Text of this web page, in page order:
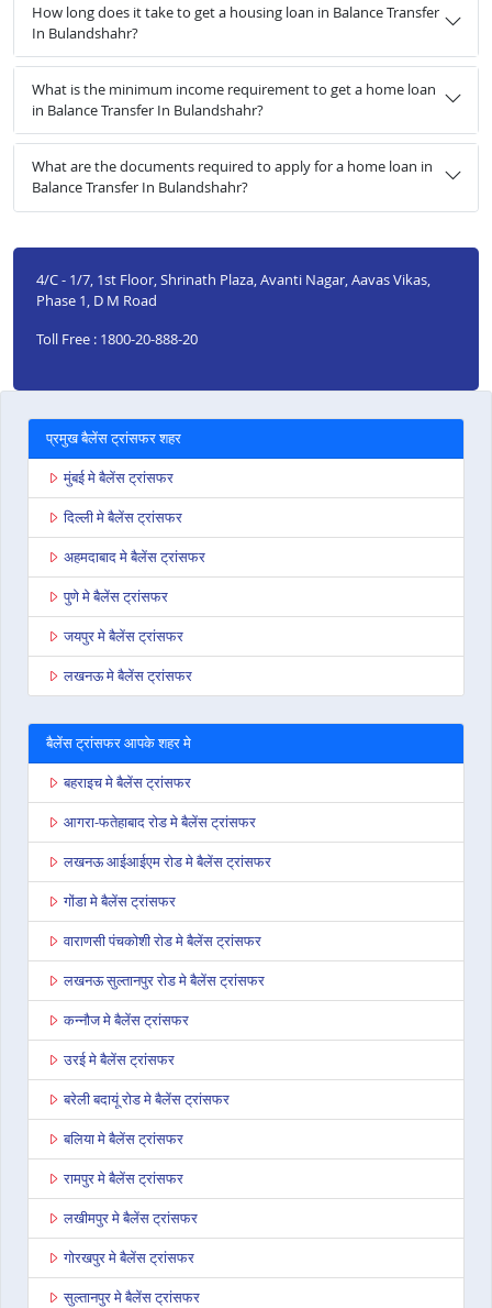
How long does it take to get a housing loan in Balance Transfer
In Bulandshahr?
What is the minimum income requirement to get a home loan
in Balance Transfer In Bulandshahr?
What are the documents required to apply for a home loan in
Balance Transfer In Bulandshahr?
4/C - 1/7, 1st Floor, Shrinath Plaza, Avanti Nagar, Aavas Vikas,
Phase 1, D M Road
Toll Free : 1800-20-888-20
प्रमुख बैलेंस ट्रांसफर शहर
मुंबई मे बैलेंस ट्रांसफर
दिल्ली मे बैलेंस ट्रांसफर
अहमदाबाद मे बैलेंस ट्रांसफर
पुणे मे बैलेंस ट्रांसफर
जयपुर मे बैलेंस ट्रांसफर
लखनऊ मे बैलेंस ट्रांसफर
बैलेंस ट्रांसफर आपके शहर मे
बहराइच मे बैलेंस ट्रांसफर
आगरा-फतेहाबाद रोड मे बैलेंस ट्रांसफर
लखनऊ आईआईएम रोड मे बैलेंस ट्रांसफर
गोंडा मे बैलेंस ट्रांसफर
वाराणसी पंचकोशी रोड मे बैलेंस ट्रांसफर
लखनऊ सुल्तानपुर रोड मे बैलेंस ट्रांसफर
कन्नौज मे बैलेंस ट्रांसफर
उरई मे बैलेंस ट्रांसफर
बरेली बदायूं रोड मे बैलेंस ट्रांसफर
बलिया मे बैलेंस ट्रांसफर
रामपुर मे बैलेंस ट्रांसफर
लखीमपुर मे बैलेंस ट्रांसफर
गोरखपुर मे बैलेंस ट्रांसफर
सुल्तानपुर मे बैलेंस ट्रांसफर